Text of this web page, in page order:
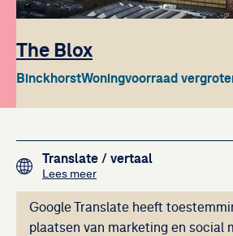
The Blox
BinckhorstWoningvoorraad
Footer navigation
Translate / vertaal
Lees meerover het vertalen van de
Deze
Google Translate heeft
plaatsen van marketing en social